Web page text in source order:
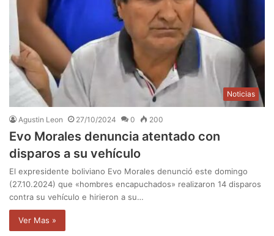
Noticias
Agustin Leon 27/10/2024 0 200
Evo Morales denuncia atentado con
disparos a su vehículo
El expresidente boliviano Evo Morales denunció este domingo
(27.10.2024) que «hombres encapuchados» realizaron 14 disparos
contra su vehículo e hirieron a su…
Ver Mas »